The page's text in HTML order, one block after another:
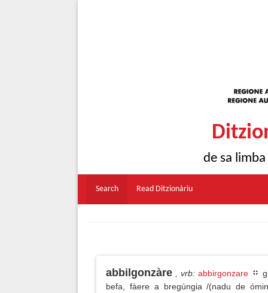
de sa
Search Read Ditzionàriu
abbilgonzàre , vrb: abbirgonzare
befa, fàere a bregúngia /(nadu de